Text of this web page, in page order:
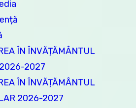
ÎN ÎNVĂȚĂMÂNTUL
2027
ÎN ÎNVĂȚĂMÂNTUL
2026-2027